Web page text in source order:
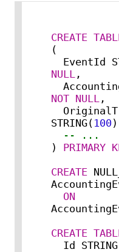
CREATE
(
EventId
NULL ,
NOT NULL ,
STRING( 100
-- ...
) PRIMARY
CREATE
ON
CREATE
Id